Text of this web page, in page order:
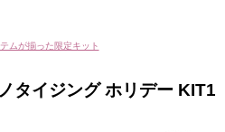
ムが揃った限定キット
タイジング ホリデー KIT1